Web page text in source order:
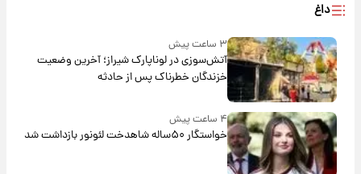
داغ
۳ ساعت پیش
آتش‌سوزی در لوناپارک شیراز؛ آخرین وضعیت
خزندگان خطرناک پس از حادثه
۴ ساعت پیش
خواستگار ۵۰ساله شاهدخت لئونور بازداشت شد